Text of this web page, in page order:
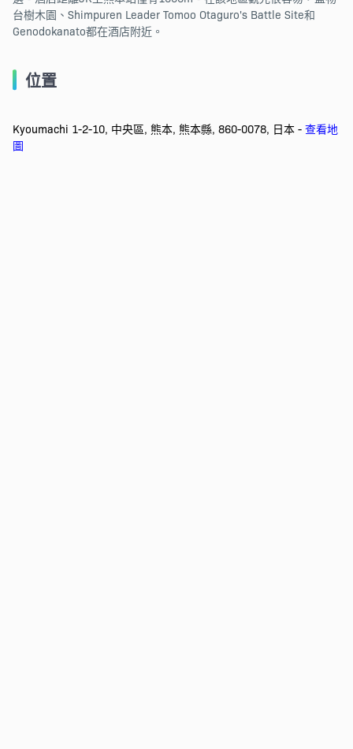
台樹木園、Shimpuren Leader Tomoo Otaguro's Battle Site和
Genodokanato都在酒店附近。
位置
Kyoumachi 1-2-10, 中央區, 熊本, 熊本縣, 860-0078, 日本 - 查看地
圖